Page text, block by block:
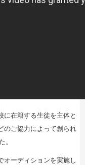
に在籍する生徒を主体と
のご協力によって創られ
。
オーディションを実施し